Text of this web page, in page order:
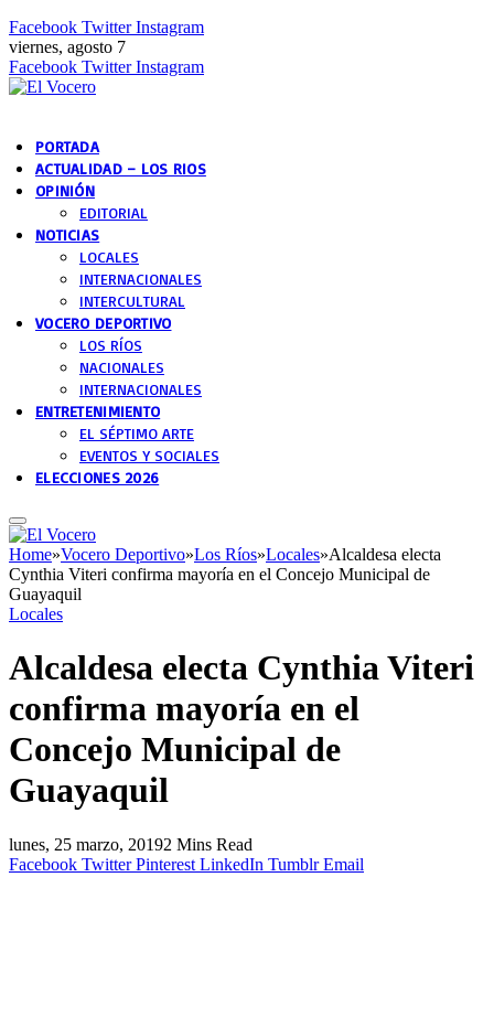
Facebook Twitter Instagram
viernes, agosto 7
Facebook Twitter Instagram
PORTADA
ACTUALIDAD – LOS RIOS
OPINIÓN
EDITORIAL
NOTICIAS
LOCALES
INTERNACIONALES
INTERCULTURAL
VOCERO DEPORTIVO
LOS RÍOS
NACIONALES
INTERNACIONALES
ENTRETENIMIENTO
EL SÉPTIMO ARTE
EVENTOS Y SOCIALES
ELECCIONES 2026
Home»Vocero Deportivo»Los Ríos»Locales»Alcaldesa electa
Cynthia Viteri confirma mayoría en el Concejo Municipal de
Guayaquil
Locales
Alcaldesa electa Cynthia Viteri
confirma mayoría en el
Concejo Municipal de
Guayaquil
lunes, 25 marzo, 20192 Mins Read
Facebook Twitter Pinterest LinkedIn Tumblr Email